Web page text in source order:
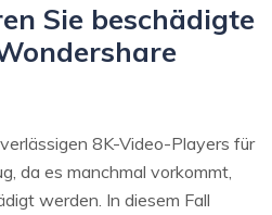
Sie beschädigte
8K-Video-Players für
da es manchmal vorkommt,
werden. In diesem Fall